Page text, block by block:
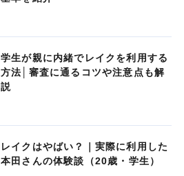
学生が親に内緒でレイクを利用する
方法│審査に通るコツや注意点も解
説
レイクはやばい？｜実際に利用した
本田さんの体験談（20歳・学生）